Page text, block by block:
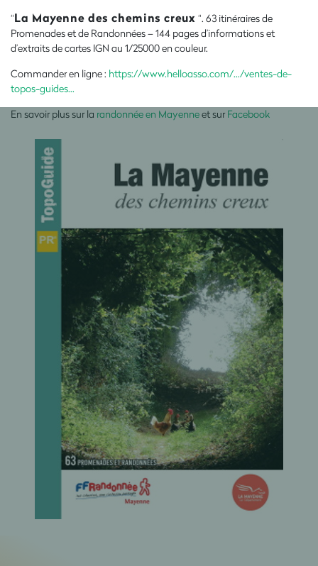
“La Mayenne des chemins creux “. 63 itinéraires de
Promenades et de Randonnées – 144 pages d’informations et
d’extraits de cartes IGN au 1/25000 en couleur.
Commander en ligne : https://www.helloasso.com/.../ventes-de-
topos-guides...
En savoir plus sur la randonnée en Mayenneet sur Facebook